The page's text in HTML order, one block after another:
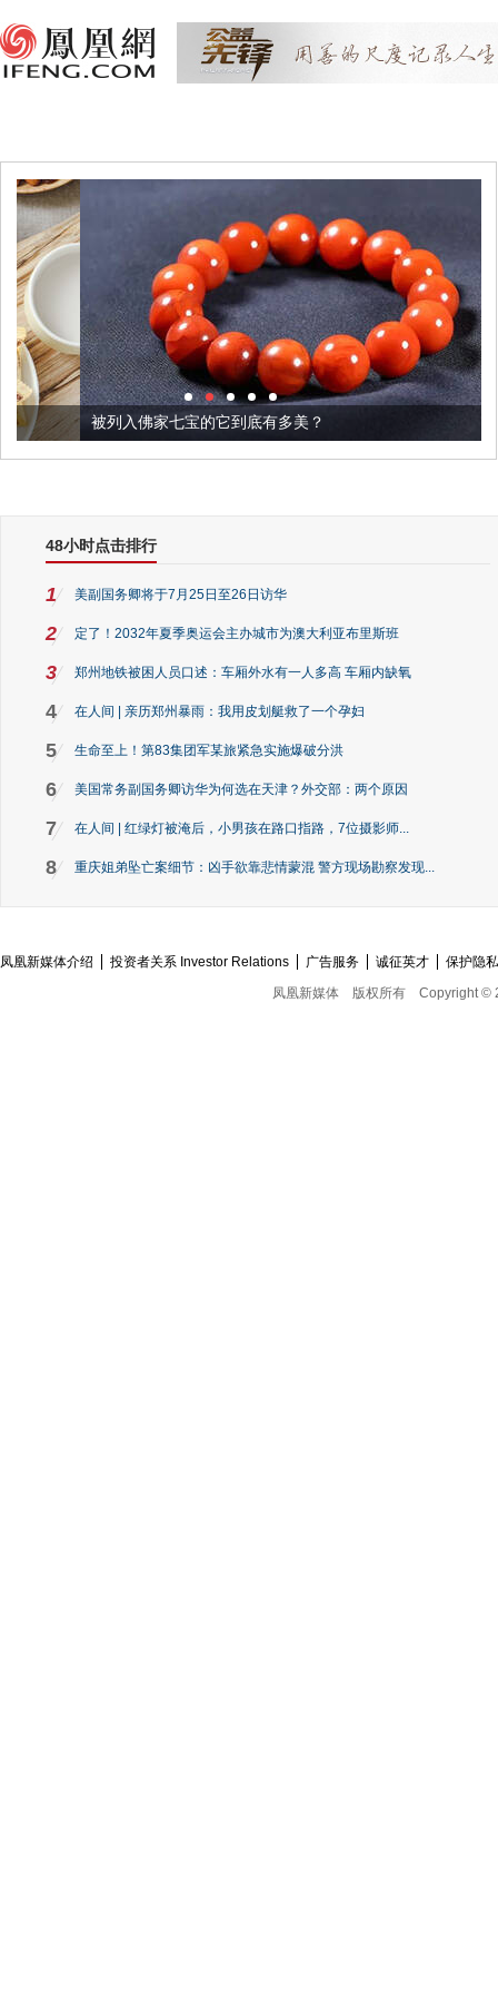
被列入佛家七宝的它到底有多美？
48小时点击排行
1 美副国务卿将于7月25日至26日访华
2 定了！2032年夏季奥运会主办城市为澳大利亚布里斯班
3 郑州地铁被困人员口述：车厢外水有一人多高 车厢内缺氧
4 在人间 | 亲历郑州暴雨：我用皮划艇救了一个孕妇
5 生命至上！第83集团军某旅紧急实施爆破分洪
6 美国常务副国务卿访华为何选在天津？外交部：两个原因
7 在人间 | 红绿灯被淹后，小男孩在路口指路，7位摄影师...
8 重庆姐弟坠亡案细节：凶手欲靠悲情蒙混 警方现场勘察发现...
凤凰新媒体介绍 投资者关系 Investor Relations 广告服务 诚征英才
保护隐
凤凰新媒体
版权所有 Copyright ©